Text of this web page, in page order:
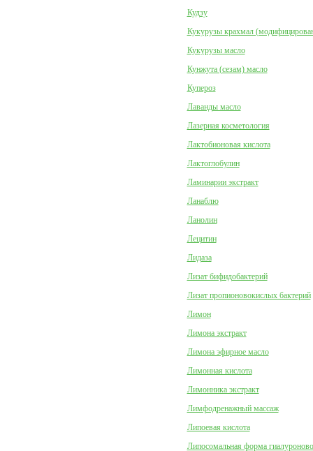
Кудзу
Кукурузы крахмал
Кукурузы масло
Кунжута (сезам) масло
Купероз
Лаванды масло
Лазерная косметология
Лактобионовая кислота
Лактоглобулин
Ламинарии экстракт
Ланаблю
Ланолин
Лецитин
Лидаза
Лизат бифидобактерий
Лизат пропионовокислых бактерий
Лимон
Лимона экстракт
Лимона эфирное масло
Лимонная кислота
Лимонника экстракт
Лимфодренажный массаж
Липоевая кислота
Липосомальная форма